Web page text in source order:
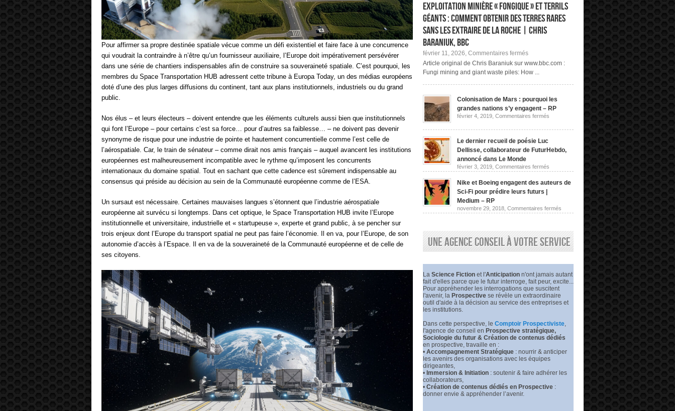
Pour affirmer sa propre destinée spatiale vécue comme un défi existentiel et faire face à une concurrence
qui voudrait la contraindre à n’être qu’un fournisseur auxiliaire, l’Europe doit impérativement persévérer
dans une série de chantiers indispensables afin de construire sa souveraineté spatiale. C’est pourquoi, les
membres du Space Transportation HUB adressent cette tribune à Europa Today, un des médias européens
doté d’une des plus larges diffusions du continent, tant aux plans institutionnels, industriels ou du grand
public.
Nos élus – et leurs électeurs – doivent entendre que les éléments culturels aussi bien que institutionnels
qui font l’Europe – pour certains c’est sa force… pour d’autres sa faiblesse… – ne doivent pas devenir
synonyme de risque pour une industrie de pointe et hautement concurrentielle comme l’est celle de
l’aérospatiale. Car, le train de sénateur – comme dirait nos amis français – auquel avancent les institutions
européennes est malheureusement incompatible avec le rythme qu’imposent les concurrents
internationaux du domaine spatial. Tout en sachant que cette cadence est sûrement indispensable au
consensus qui préside au décision au sein de la Communauté européenne comme de l’ESA.
Un sursaut est nécessaire. Certaines mauvaises langues s’étonnent que l’industrie aérospatiale
européenne ait survécu si longtemps. Dans cet optique, le Space Transportation HUB invite l’Europe
institutionnelle et universitaire, industrielle et « startupeuse », experte et grand public, à se pencher sur
trois enjeux dont l’Europe du transport spatial ne peut pas faire l’économie. Il en va, pour l’Europe, de son
autonomie d’accès à l’Espace. Il en va de la souveraineté de la Communauté européenne et de celle de
ses citoyens.
Exploitation minière « fongique » et terrils
géants : comment obtenir des terres rares
sans les extraire de la roche | Chris
Baraniuk, BBC
février 11, 2026, Commentaires ferméssur
Exploitation
minière
« fongique »
comment
obtenir
des
rares
sans
les
extraire
la
roche
Chris
Baraniuk,
Article original de Chris Baraniuk sur www.bbc.com :
Fungi mining and giant waste piles: How ...
Colonisation de Mars : pourquoi les
grandes nations s’y engagent – RP
février 4, 2019, Commentaires fermés
les
–
Le dernier recueil de poésie Luc
Dellisse, collaborateur de FuturHebdo,
annoncé dans Le Monde
février 3, 2019, Commentaires fermés
Le
recueil
Dellisse,
collaborateur
annoncé
dans
Le
Monde
Nike et Boeing engagent des auteurs de
Sci-Fi pour prédire leurs futurs |
Medium – RP
novembre 29, 2018, Commentaires fermés
Nike
engagent
des
auteurs
de
prédire
leurs
RP
Une agence conseil à votre service
La Science Fiction et l'Anticipation n'ont jamais autant
fait d'elles parce que le futur interroge, fait peur, excite...
Pour appréhender les interrogations que suscitent
l'avenir, la Prospective se révèle un extraordinaire
outil d'aide à la décision au service des entreprises et
les institutions.
Dans cette perspective, l e Comptoir Prospectiviste,
l'agence de conseil en Prospective stratégique,
Sociologie du futur & Création de contenus dédiés
en prospective, travaille en :
• Accompagnement Stratégique : nourrir & anticiper
les avenirs des organisations avec les équipes
dirigeantes,
• Immersion & Initiation : soutenir & faire adhérer les
collaborateurs,
• Création de contenus dédiés en Prospective :
donner envie & appréhender l’avenir.